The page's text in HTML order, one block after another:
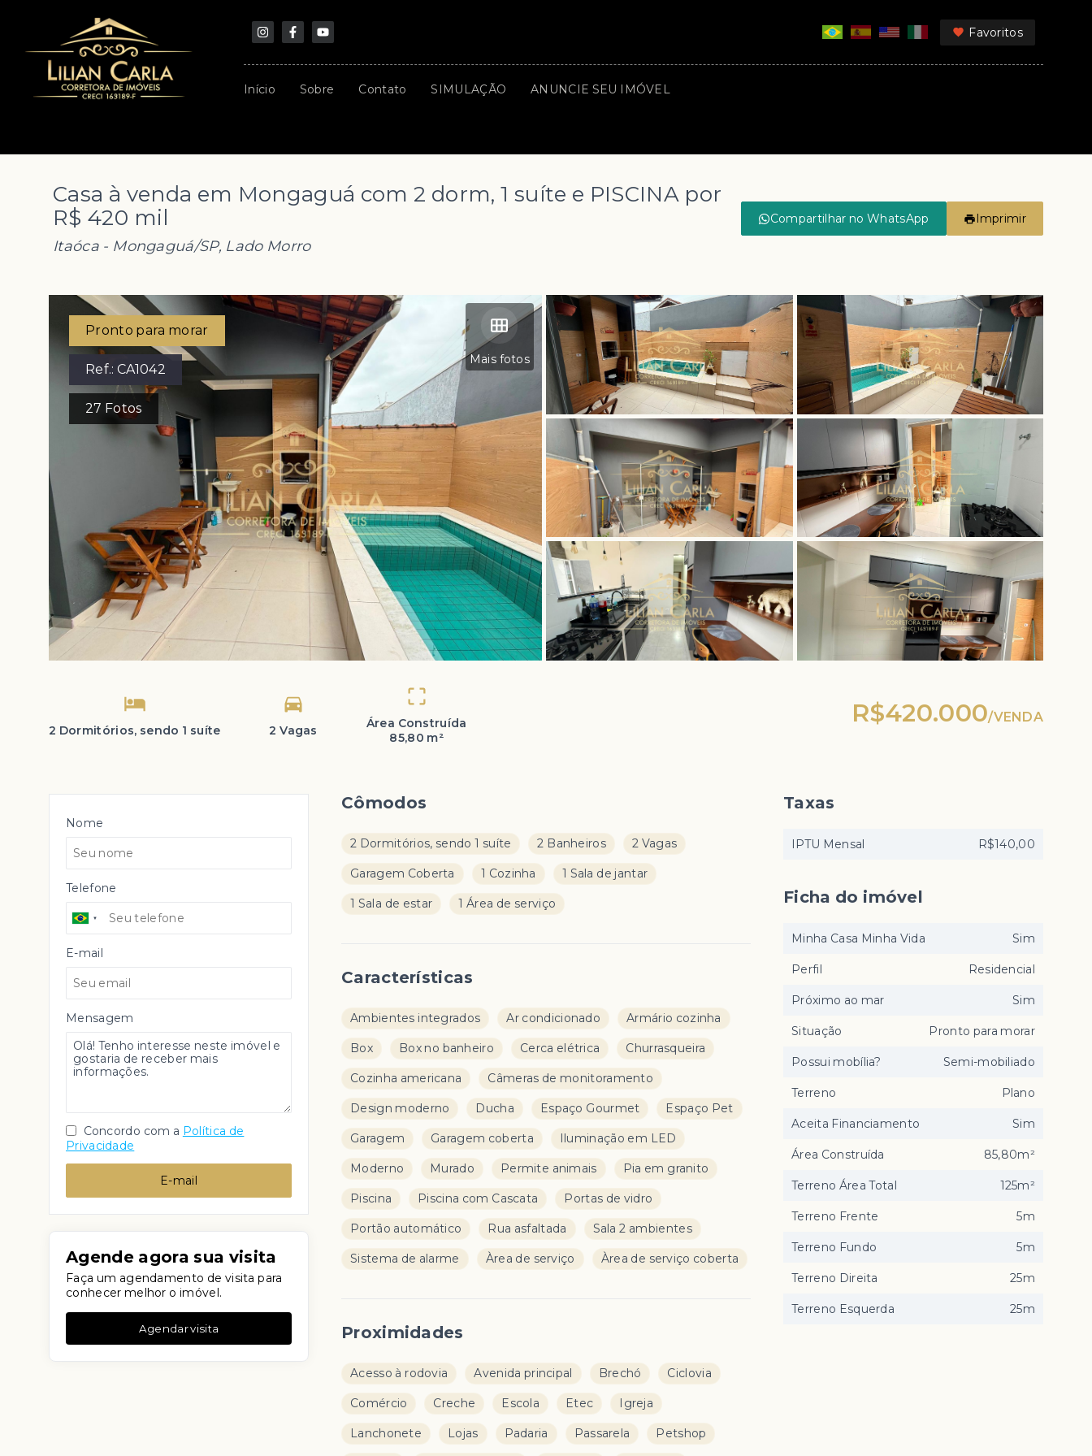
Favoritos
Início Sobre Contato SIMULAÇÃO ANUNCIE SEU IMÓVEL
Casa à venda em Mongaguá com 2 dorm, 1 suíte e PISCINA por
R$ 420 mil
Itaóca - Mongaguá/SP, Lado Morro
Compartilhar no WhatsApp Imprimir
Mais fotos
Pronto para morar
Ref.:CA1042
27 Fotos
2 Dormitórios, sendo 1 suíte 2 Vagas
Área Construída
85,80 m²
R$420.000/VENDA
Nome
Telefone
E-mail
Mensagem
Concordo com a Política de
Privacidade
E-mail
Agende agora sua visita
Faça um agendamento de visita para
conhecer melhor o imóvel.
Agendar visita
Cômodos
2 Dormitórios, sendo 1 suíte 2 Banheiros 2 Vagas
Garagem Coberta 1 Cozinha 1 Sala de jantar
1 Sala de estar 1 Área de serviço
Características
Ambientes integrados Ar condicionado Armário cozinha
Box Box no banheiro Cerca elétrica Churrasqueira
Cozinha americana Câmeras de monitoramento
Design moderno Ducha Espaço Gourmet Espaço Pet
Garagem Garagem coberta Iluminação em LED
Moderno Murado Permite animais Pia em granito
Piscina Piscina com Cascata Portas de vidro
Portão automático Rua asfaltada Sala 2 ambientes
Sistema de alarme Àrea de serviço Àrea de serviço coberta
Proximidades
Acesso à rodovia Avenida principal Brechó Ciclovia
Comércio Creche Escola Etec Igreja
Lanchonete Lojas Padaria Passarela Petshop
Taxas
IPTU Mensal R$140,00
Ficha do imóvel
Minha Casa Minha Vida Sim
Perfil Residencial
Próximo ao mar Sim
Situação Pronto para morar
Possui mobília? Semi-mobiliado
Terreno Plano
Aceita Financiamento Sim
Área Construída 85,80m²
Terreno Área Total 125m²
Terreno Frente 5m
Terreno Fundo 5m
Terreno Direita 25m
Terreno Esquerda 25m